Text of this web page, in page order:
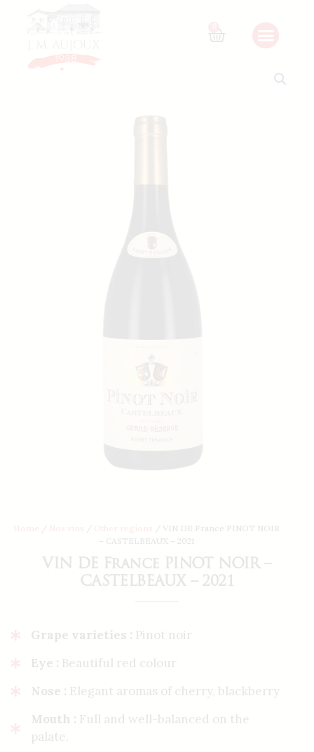
/ VIN DE France PINOT NOIR
– CASTELBEAUX – 2021
VIN DE France PINOT NOIR –
CASTELBEAUX – 2021
Grape varieties : Pinot noir
Eye : Beautiful red colour
Nose : Elegant aromas of cherry, blackberry
Mouth : Full and well-balanced on the
palate.